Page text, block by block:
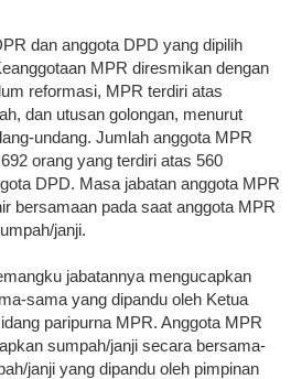
dan anggota DPD yang dipilih
MPR diresmikan dengan
reformasi, MPR terdiri atas
dan utusan golongan, menurut
undang. Jumlah anggota MPR
orang yang terdiri atas 560
DPD. Masa jabatan anggota MPR
bersamaan pada saat anggota MPR
janji.
jabatannya mengucapkan
sama yang dipandu oleh Ketua
paripurna MPR. Anggota MPR
sumpah/janji secara bersama-
janji yang dipandu oleh pimpinan